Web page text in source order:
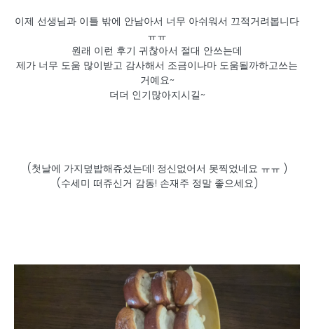
이제 선생님과 이틀 밖에 안남아서 너무 아쉬워서 끄적거려봅니다
ㅠㅠ
원래 이런 후기 귀찮아서 절대 안쓰는데
제가 너무 도움 많이받고 감사해서 조금이나마 도움될까하고쓰는
거예요~
더더 인기많아지시길~
(첫날에 가지덮밥해쥬셨는데! 정신없어서 못찍었네요 ㅠㅠ )
(수세미 떠쥬신거 감동! 손재주 정말 좋으세요)